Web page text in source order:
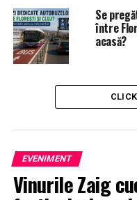
Se
între
acasă?
EVENIMENT
Vinurile Zaig